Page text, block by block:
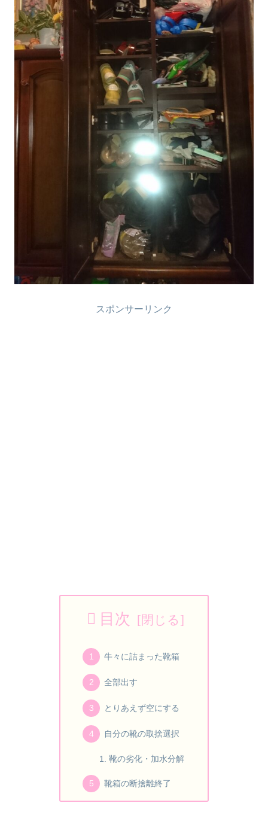
スポンサーリンク
目次
牛々に詰まった靴箱
全部出す
とりあえず空にする
自分の靴の取捨選択
靴の劣化・加水分解
靴箱の断捨離終了